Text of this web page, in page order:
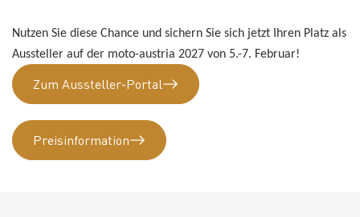
Nutzen Sie diese Chance und sichern Sie sich jetzt Ihren Platz als
Aussteller auf der moto-austria 2027 von 5.-7. Februar!
Zum Aussteller-Portal
Preisinformation